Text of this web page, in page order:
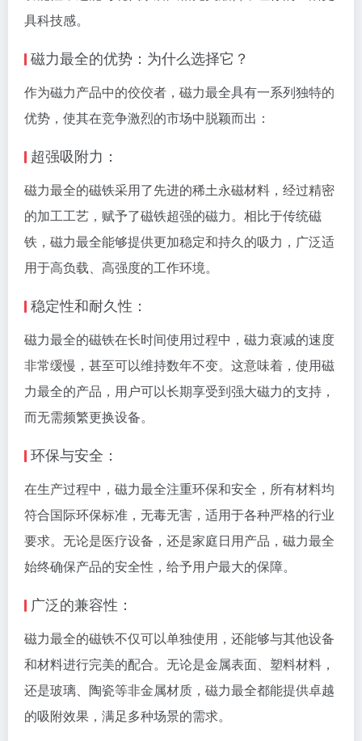
具科技感。
磁力最全的优势：为什么选择它？
作为磁力产品中的佼佼者，磁力最全具有一系列独特的
优势，使其在竞争激烈的市场中脱颖而出：
超强吸附力：
磁力最全的磁铁采用了先进的稀土永磁材料，经过精密
的加工工艺，赋予了磁铁超强的磁力。相比于传统磁
铁，磁力最全能够提供更加稳定和持久的吸力，广泛适
用于高负载、高强度的工作环境。
稳定性和耐久性：
磁力最全的磁铁在长时间使用过程中，磁力衰减的速度
非常缓慢，甚至可以维持数年不变。这意味着，使用磁
力最全的产品，用户可以长期享受到强大磁力的支持，
而无需频繁更换设备。
环保与安全：
在生产过程中，磁力最全注重环保和安全，所有材料均
符合国际环保标准，无毒无害，适用于各种严格的行业
要求。无论是医疗设备，还是家庭日用产品，磁力最全
始终确保产品的安全性，给予用户最大的保障。
广泛的兼容性：
磁力最全的磁铁不仅可以单独使用，还能够与其他设备
和材料进行完美的配合。无论是金属表面、塑料材料，
还是玻璃、陶瓷等非金属材质，磁力最全都能提供卓越
的吸附效果，满足多种场景的需求。